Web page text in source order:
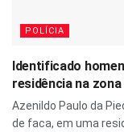
POLÍCIA
Identificado
residência na
Azenildo Paulo da
de faca, em uma